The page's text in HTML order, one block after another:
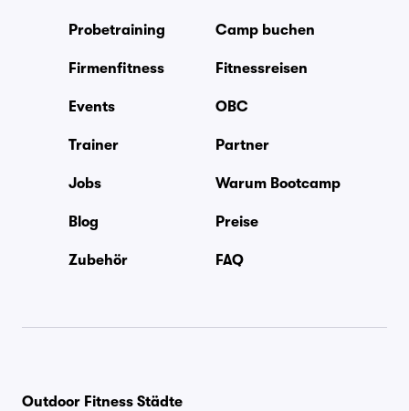
Probetraining Camp buchen
Firmenfitness Fitnessreisen
Events OBC
Trainer Partner
Jobs Warum Bootcamp
Blog Preise
Zubehör FAQ
Outdoor Fitness Städte